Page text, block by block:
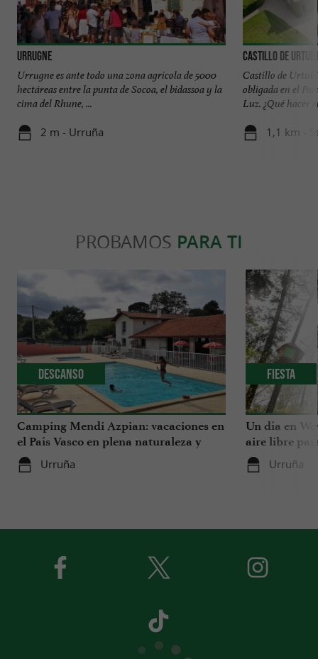
Urrugne
Urrugne es ante todo una zona agrícola de 5000
hectáreas entre la punta de Socoa, el bidassoa y la
cima del Rhune, ...
2 m - Urruña
Castillo de
Castillo de
obligada en el
Luz. ¿Qué hacer
1,1 km -
PROBAMOS PARA TI
Camping Mendi Azpian: vacaciones en
el País Vasco en plena naturaleza y
cerca de la montaña
Urruña
Descanso
Un día en
aire libre
Urruña
Fiesta